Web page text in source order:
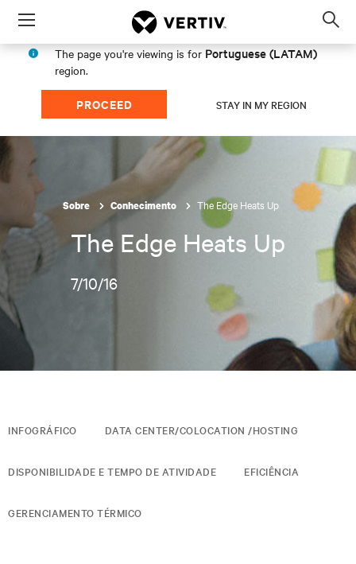
Menu
The page you're viewing is for Portuguese (LATAM)
region.
PROCEED STAY IN MY REGION
Sobre Conhecimento The Edge Heats Up
The Edge Heats Up
7/10/16
INFOGRÁFICO DATA CENTER/COLOCATION /HOSTING
DISPONIBILIDADE E TEMPO DE ATIVIDADE EFICIÊNCIA
GERENCIAMENTO TÉRMICO